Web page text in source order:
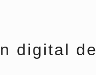
digital de